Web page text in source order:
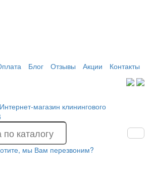
Блог Отзывы Акции Контакты
мы Вам перезвоним?